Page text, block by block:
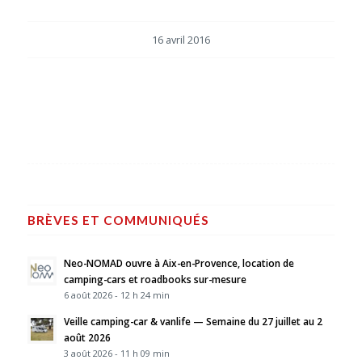
16 avril 2016
BRÈVES ET COMMUNIQUÉS
Neo-NOMAD ouvre à Aix-en-Provence, location de
camping-cars et roadbooks sur-mesure
6 août 2026 - 12 h 24 min
Veille camping-car & vanlife — Semaine du 27 juillet au 2
août 2026
3 août 2026 - 11 h 09 min